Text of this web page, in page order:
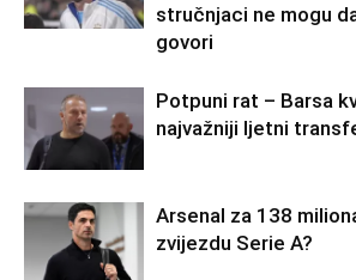
stručnjaci ne mogu
govori
Potpuni rat – Barsa
najvažniji ljetni
Arsenal za 138
zvijezdu Serie A?